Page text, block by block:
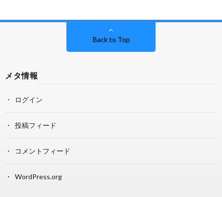
Back to Top
メタ情報
ログイン
投稿フィード
コメントフィード
WordPress.org